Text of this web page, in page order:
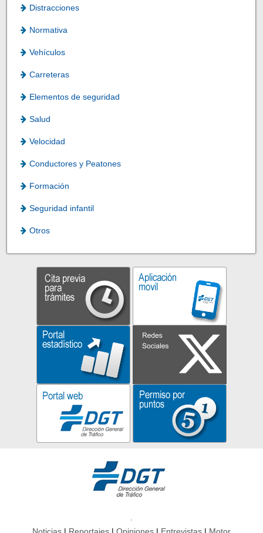
Distracciones
Normativa
Vehículos
Carreteras
Elementos de seguridad
Salud
Velocidad
Conductores y Peatones
Formación
Seguridad infantil
Otros
Noticias Reportajes Opiniones Entrevistas Motor